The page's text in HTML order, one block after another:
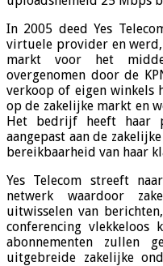
In 2005 deed Yes
virtuele provider en
markt voor het
overgenomen door de
verkoop of eigen
op de zakelijke markt en
Het bedrijf heeft haar
aangepast aan de
bereikbaarheid van haar
Yes Telecom streeft
netwerk waardoor
uitwisselen van
conferencing vlekkeloos
abonnementen zullen
uitgebreide zakelijke